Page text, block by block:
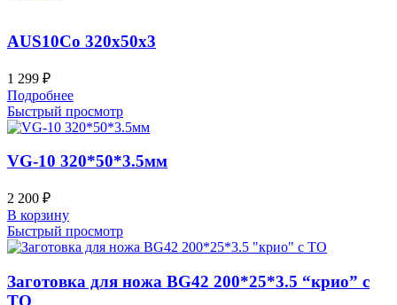
AUS10Co 320x50x3
1 299 ₽
Подробнее
Быстрый просмотр
VG-10 320*50*3.5мм
2 200 ₽
В корзину
Быстрый просмотр
Заготовка для ножа BG42 200*25*3.5 “крио” с
ТО